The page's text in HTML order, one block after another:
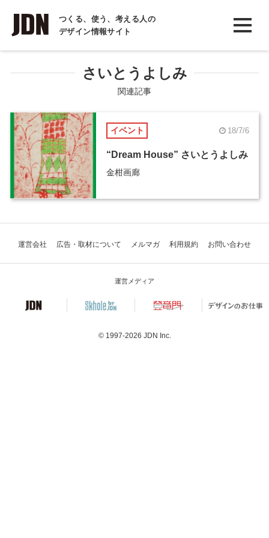
つくる、使う、考える人の
デザイン情報サイト
INTERVIEW
インタビュー
REPORT
COLUMN
コラム
さいとうよしみ
関連記事
イベント 18/7/6
“Dream House” さいとうよしみ
金柑画廊
運営会社 広告・取材について メルマガ 利用規約 お問い合わせ
運営メディア
© 1997-2026 JDN Inc.